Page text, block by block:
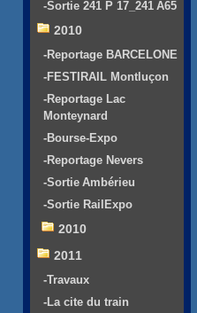
-Sortie 241 P 17_241 A65
2010
-Reportage BARCELONE
-FESTIRAIL Montluçon
-Reportage Lac
Monteynard
-Bourse-Expo
-Reportage Nevers
-Sortie Ambérieu
-Sortie RailExpo
2010
2011
-Travaux
-La cite du train